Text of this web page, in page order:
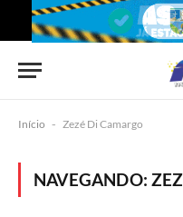
Início - Zezé Di Camargo
NAVEGANDO: